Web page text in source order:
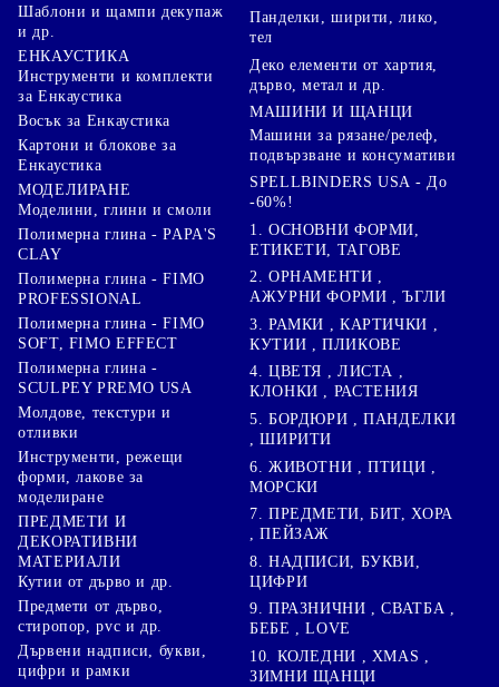
Шаблони и щампи декупаж
и др.
ЕНКАУСТИКА
Инструменти и комплекти
за Енкаустика
Восък за Енкаустика
Картони и блокове за
Енкаустика
МОДЕЛИРАНЕ
Моделини, глини и смоли
Полимерна глина - PAPA'S
CLAY
Полимерна глина - FIMO
PROFESSIONAL
Полимерна глина - FIMO
SOFT, FIMO EFFECT
Полимерна глина -
SCULPEY PREMO USA
Молдове, текстури и
отливки
Инструменти, режещи
форми, лакове за
моделиране
ПРЕДМЕТИ И
ДЕКОРАТИВНИ
МАТЕРИАЛИ
Кутии от дърво и др.
Предмети от дърво,
стиропор, pvc и др.
Дървени надписи, букви,
цифри и рамки
Панделки, ширити, лико,
тел
Деко елементи от хартия,
дърво, метал и др.
МАШИНИ И ЩАНЦИ
Машини за рязане/релеф,
подвързване и консумативи
SPELLBINDERS USA - До
-60%!
1. ОСНОВНИ ФОРМИ,
ЕТИКЕТИ, ТАГОВЕ
2. ОРНАМЕНТИ ,
АЖУРНИ ФОРМИ , ЪГЛИ
3. РАМКИ , КАРТИЧКИ ,
КУТИИ , ПЛИКОВЕ
4. ЦВЕТЯ , ЛИСТА ,
КЛОНКИ , РАСТЕНИЯ
5. БОРДЮРИ , ПАНДЕЛКИ
, ШИРИТИ
6. ЖИВОТНИ , ПТИЦИ ,
МОРСКИ
7. ПРЕДМЕТИ, БИТ, ХОРА
, ПЕЙЗАЖ
8. НАДПИСИ, БУКВИ,
ЦИФРИ
9. ПРАЗНИЧНИ , СВАТБА ,
БЕБЕ , LOVE
10. КОЛЕДНИ , XMAS ,
ЗИМНИ ЩАНЦИ